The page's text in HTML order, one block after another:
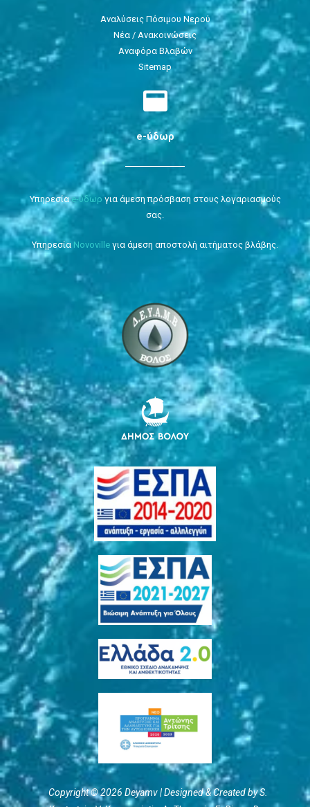
Αναλύσεις Πόσιμου Νερού
Νέα / Ανακοινώσεις
Αναφόρα Βλαβών
Sitemap
e-ύδωρ
Υπηρεσίαe-ύδωρ για άμεση πρόσβαση στους λογαριασμούς
σας.
Υπηρεσία Novoville για άμεση αποστολή αιτήματος βλάβης.
Copyright © 2026 Deyamv | Designed & Created by S.